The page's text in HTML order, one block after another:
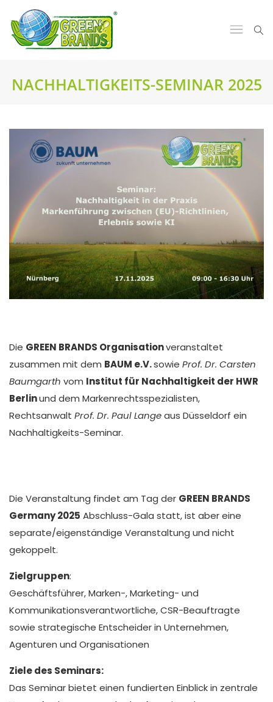
NACHHALTIGKEITS-SEMINAR 2025
Die GREEN BRANDS Organisationveranstaltet
zusammen mit dem BAUM e.V.sowie Prof. Dr. Carsten
Baumgarth vom Institut für Nachhaltigkeit der HWR
Berlinund dem Markenrechtsspezialisten,
Rechtsanwalt Prof. Dr. Paul Langeaus Düsseldorf ein
Nachhaltigkeits-Seminar.
Die Veranstaltung findet am Tag der GREEN BRANDS
Germany 2025 Abschluss-Gala statt, ist aber eine
separate/eigenständige Veranstaltung und nicht
gekoppelt.
Zielgruppen:
Geschäftsführer, Marken-, Marketing- und
Kommunikationsverantwortliche, CSR-Beauftragte
sowie strategische Entscheider in Unternehmen,
Agenturen und Organisationen
Ziele des Seminars:
Das Seminar bietet einen fundierten Einblick in zentrale